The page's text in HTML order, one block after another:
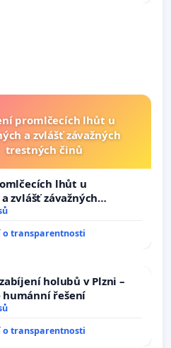
promlčecích lhůt u
a zvlášť závažných
trestných činů
lhůt u
zvlášť závažných
o transparentnosti
holubů v Plzni –
humánní řešení
o transparentnosti